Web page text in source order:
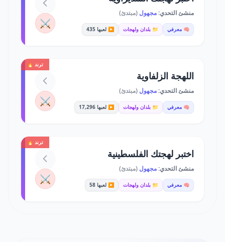
منشئ التحدي:مجهول (مبتدئ)
🧠 معرفي 📁 بلدان ولهجات ▶️ لعبها 435 ⚔️
ترند 🔥
اللهجة الزلفاوية
منشئ التحدي:مجهول (مبتدئ)
🧠 معرفي 📁 بلدان ولهجات ▶️ لعبها 17,296 ⚔️
ترند 🔥
اختبر لهجتك الفلسطينية
منشئ التحدي:مجهول (مبتدئ)
🧠 معرفي 📁 بلدان ولهجات ▶️ لعبها 58 ⚔️